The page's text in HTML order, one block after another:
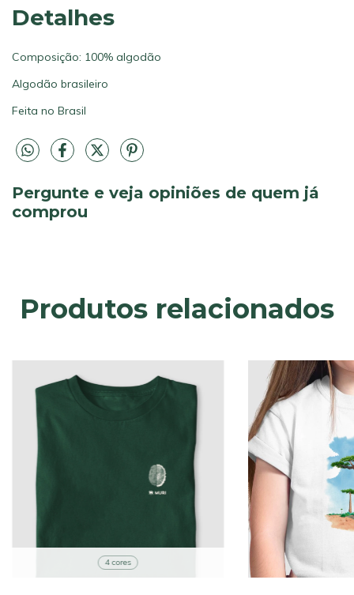
Detalhes
Composição: 100% algodão
Algodão brasileiro
Feita no Brasil
Pergunte e veja opiniões de quem já
comprou
Produtos relacionados
4 cores